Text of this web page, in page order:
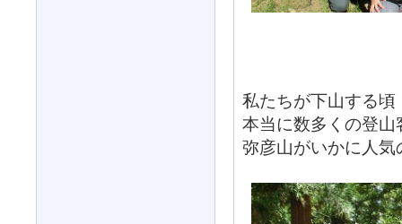
私たちが下山する
本当に数多くの登山
弥彦山がいかに人